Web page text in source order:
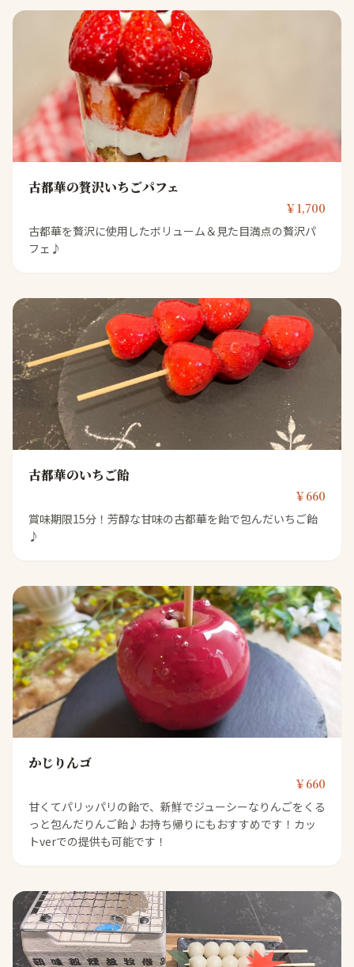
古都華の贅沢いちごパフェ
￥1,700
古都華を贅沢に使用したボリューム＆見た目満点の贅沢パ
フェ♪
古都華のいちご飴
￥660
賞味期限15分！芳醇な甘味の古都華を飴で包んだいちご飴
♪
かじりんゴ
￥660
甘くてパリッパリの飴で、新鮮でジューシーなりんごをくる
っと包んだりんご飴♪お持ち帰りにもおすすめです！カッ
トverでの提供も可能です！